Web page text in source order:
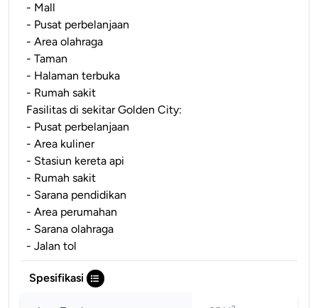
- Mall
- Pusat perbelanjaan
- Area olahraga
- Taman
- Halaman terbuka
- Rumah sakit
Fasilitas di sekitar Golden City:
- Pusat perbelanjaan
- Area kuliner
- Stasiun kereta api
- Rumah sakit
- Sarana pendidikan
- Area perumahan
- Sarana olahraga
- Jalan tol
Spesifikasi